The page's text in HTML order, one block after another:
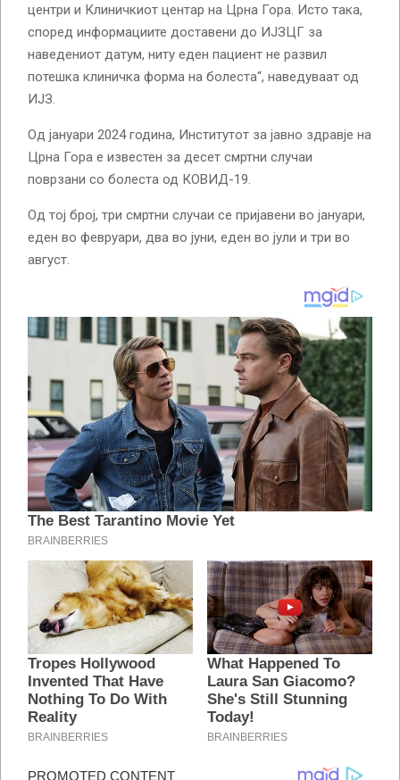
центри и Клиничкиот центар на Црна Гора. Исто така,
според информациите доставени до ИЈЗЦГ за
наведениот датум, ниту еден пациент не развил
потешка клиничка форма на болеста“, наведуваат од
ИЈЗ.
Од јануари 2024 година, Институтот за јавно здравје на
Црна Гора е известен за десет смртни случаи
поврзани со болеста од КОВИД-19.
Од тој број, три смртни случаи се пријавени во јануари,
еден во февруари, два во јуни, еден во јули и три во
август.